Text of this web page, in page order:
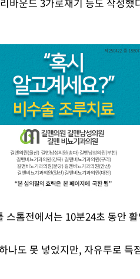
스톰전에서는 10분24초 동안
나도 못 넣었지만, 자유투로 득